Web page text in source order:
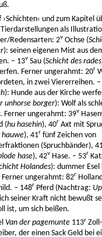
›Schichten‹ und zum Kapitel
als
Redensarten: 2v Ochse (
): seinen eigenen Mist aus
– 13v Sau (Schicht des rades
Ferner ungerahmt: 20r
in zwei Viererreihen. –
): Hunde aus der Kirche
unhorse borger): Wolf als
Ferner ungerahmt: 39v
(hu hasehin), 40r Axt mit
hauwe), 41r fünf Zeichen von
(Spruchbänder),
hase), 42v Hase. – 53r
Holandes): dummer
Ferner ungerahmt: 82r
– 148r Pferd (Nachtrag:
seiner Kraft nicht bewußt
ist, um sich beißen.
Van der pagemunte 113r
der einen Sack Geld bei